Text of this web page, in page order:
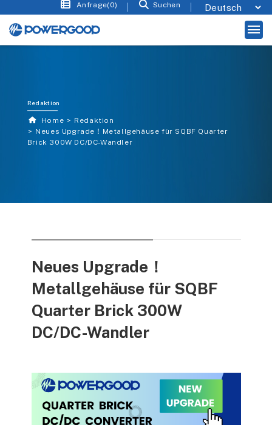
Anfrage(0) Suchen
Redaktion
Home
Redaktion
Neues Upgrade！Metallgehäuse für SQBF Quarter
Brick 300W DC/DC-Wandler
Neues Upgrade！
Metallgehäuse für SQBF
Quarter Brick 300W
DC/DC-Wandler